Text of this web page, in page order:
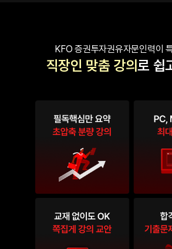
KFO 증권투자권유자문인력이
직장인 맞춤 강의로 쉽